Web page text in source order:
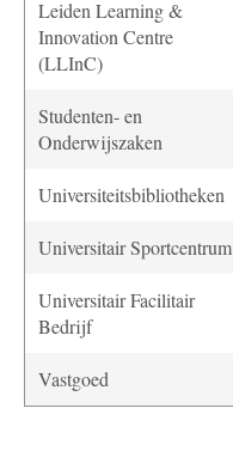
Leiden Learning &
Innovation Centre
(LLInC)
Studenten- en
Onderwijszaken
Universiteitsbibliotheken
Universitair Sportcentrum
Universitair Facilitair
Bedrijf
Vastgoed